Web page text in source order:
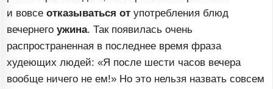
и вовсеотказываться от употребления блюд
вечернегоужина. Так появилась очень
распространенная в последнее время фраза
худеющих людей: «Я после шести часов вечера
вообще ничего не ем!» Но это нельзя назвать совсем